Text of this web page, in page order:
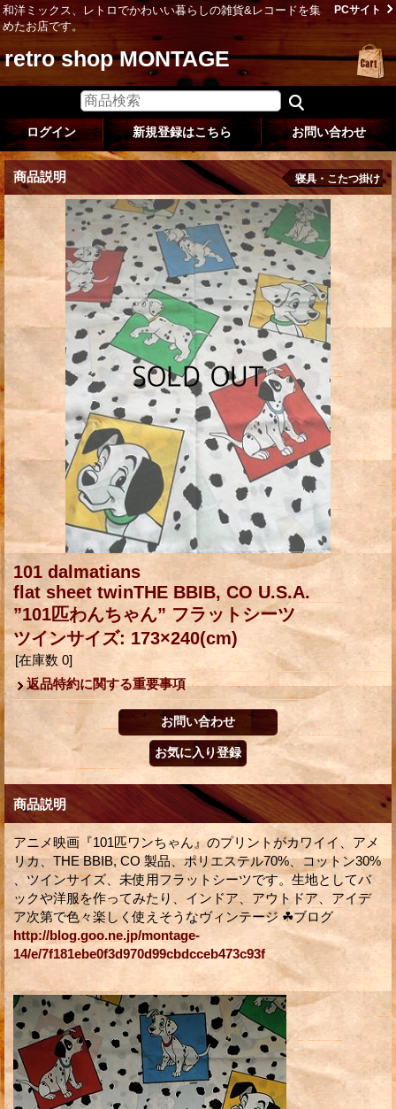
和洋ミックス、レトロでかわいい暮らしの雑貨&レコードを集
めたお店です。
PCサイト
retro shop MONTAGE
ログイン 新規登録はこちら お問い合わせ
商品説明 寝具・こたつ掛け
101 dalmatians
flat sheet twinTHE BBIB, CO U.S.A.
”101匹わんちゃん” フラットシーツ
ツインサイズ: 173×240(cm)
[在庫数 0]
返品特約に関する重要事項
商品説明
アニメ映画『101匹ワンちゃん』のプリントがカワイイ、アメ
リカ、THE BBIB, CO 製品、ポリエステル70%、コットン30%
、ツインサイズ、未使用フラットシーツです。生地としてバ
ックや洋服を作ってみたり、インドア、アウトドア、アイデ
ア次第で色々楽しく使えそうなヴィンテージ ☘ブログ
http://blog.goo.ne.jp/montage-
14/e/7f181ebe0f3d970d99cbdcceb473c93f